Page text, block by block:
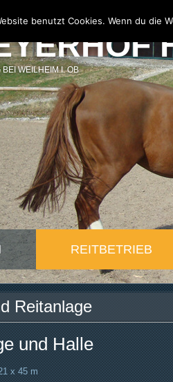
WEILHEIM I. OB
REITBETRIEB
Reitanlage
und Halle
x 45 m
benutzt Cookies. Wenn du die